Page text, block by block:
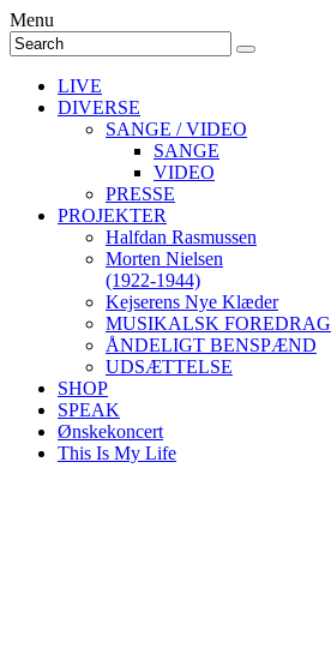
Menu
LIVE
DIVERSE
SANGE / VIDEO
SANGE
VIDEO
PRESSE
PROJEKTER
Halfdan Rasmussen
Morten Nielsen
(1922-1944)
Kejserens Nye Klæder
MUSIKALSK FOREDRAG
ÅNDELIGT BENSPÆND
UDSÆTTELSE
SHOP
SPEAK
Ønskekoncert
This Is My Life